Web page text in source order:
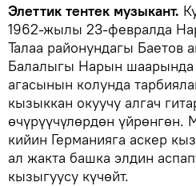
Элеттик тентек музыкант.
1962-жылы 23-февралда
Талаа районундагы Баетов
Балалыгы Нарын шаарында
агасынын колунда
кызыккан окуучу алгач
өчүрүүчүлөрдөн үйрөнгөн.
кийин Германияга аскер
ал жакта башка элдин
кызыгуусу күчөйт.